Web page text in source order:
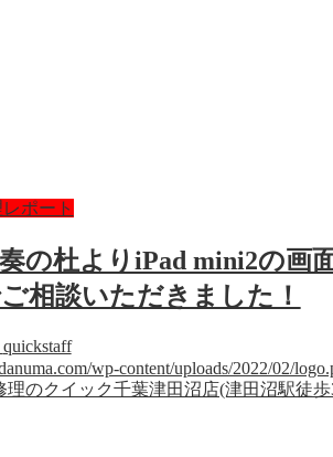
ポート
の杜よりiPad mini2の画
相談いただきました！
quickstaff
wp-content/uploads/2022/02/
理のクイック千葉津田沼店(津田沼駅徒